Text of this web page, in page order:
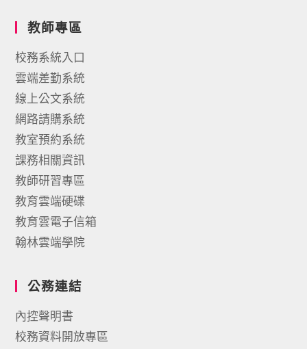
教師專區
校務系統入口
雲端差勤系統
線上公文系統
網路請購系統
教室預約系統
課務相關資訊
教師研習專區
教育雲端硬碟
教育雲電子信箱
翰林雲端學院
公務連結
內控聲明書
校務資料開放專區